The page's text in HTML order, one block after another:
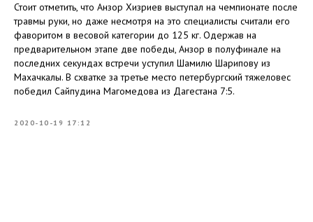
Стоит отметить, что Анзор Хизриев выступал на чемпионате после
травмы руки, но даже несмотря на это специалисты считали его
фаворитом в весовой категории до 125 кг. Одержав на
предварительном этапе две победы, Анзор в полуфинале на
последних секундах встречи уступил Шамилю Шарипову из
Махачкалы. В схватке за третье место петербургский тяжеловес
победил Сайпудина Магомедова из Дагестана 7:5.
2020-10-19 17:12